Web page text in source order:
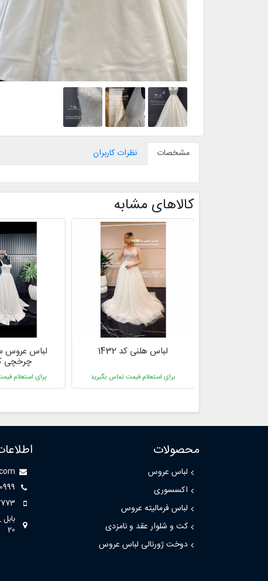
مشخصات نظرات کاربران
کالاهای مشابه
لباس هلنی کد 1432
برای استعلام قیمت تماس بگیرید
لباس عروس
چرخچی کد
برای استعلام
محصولات
لباس عروس
اکسسوری
لباس فرمالیته عروس
کت و شلوار عقد و نامزدی
دوخت ژورنالی لباس عروس
20